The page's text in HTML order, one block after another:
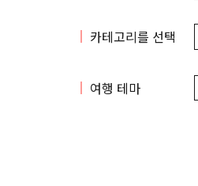
카테고리를 선택
여행 테마